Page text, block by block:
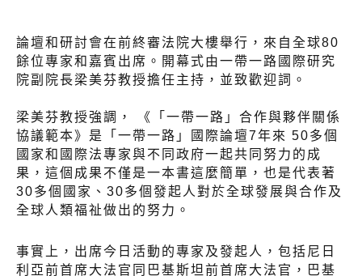
論壇和研討會在前終審法院大樓舉行，來自全球80
餘位專家和嘉賓出席。開幕式由一帶一路國際研究
院副院長梁美芬教授擔任主持，並致歡迎詞。
梁美芬教授強調， 《「一帶一路」合作與夥伴關係
協議範本》是「一帶一路」國際論壇7年來 50多個
國家和國際法專家與不同政府一起共同努力的成
果，這個成果不僅是一本書這麼簡單，也是代表著
30多個國家、30多個發起人對於全球發展與合作及
全球人類福祉做出的努力。
事實上，出席今日活動的專家及發起人，包括尼日
利亞前首席大法官同巴基斯坦前首席大法官，巴基